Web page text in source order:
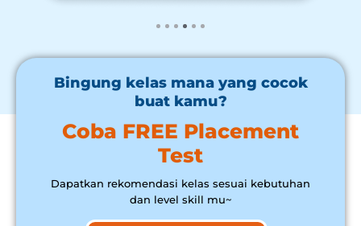
Bingung kelas mana yang cocok
buat kamu?
Coba FREE Placement
Test
Dapatkan rekomendasi kelas sesuai kebutuhan
dan level skill mu~